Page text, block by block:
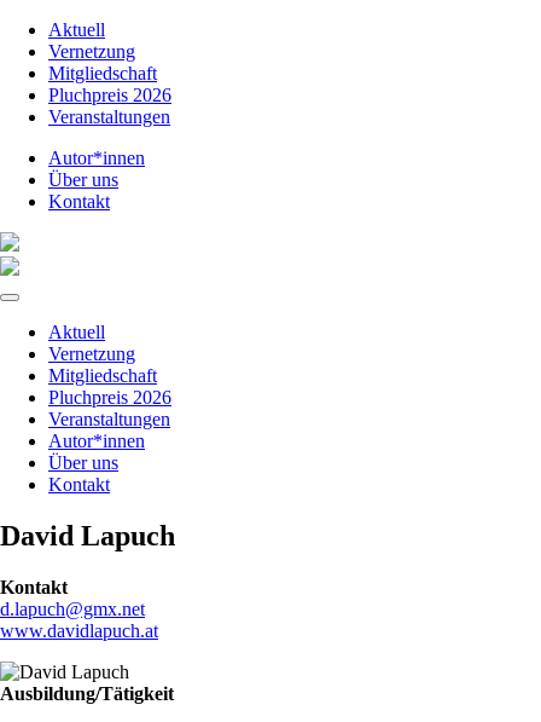
Aktuell
Vernetzung
Mitgliedschaft
Pluchpreis 2026
Veranstaltungen
Autor*innen
Über uns
Kontakt
Aktuell
Vernetzung
Mitgliedschaft
Pluchpreis 2026
Veranstaltungen
Autor*innen
Über uns
Kontakt
David Lapuch
Kontakt
d.lapuch@gmx.net
www.davidlapuch.at
Ausbildung/Tätigkeit